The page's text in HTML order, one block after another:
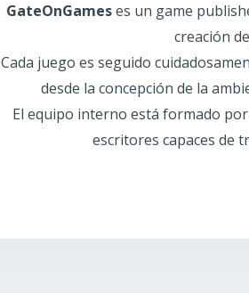
GateOnGameses un game
creación
Cada juego es seguido
desde la concepción de la
El equipo interno está formado
escritores capaces de